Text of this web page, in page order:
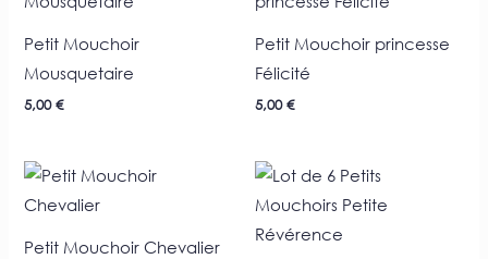
Petit Mouchoir
Mousquetaire
5,00€
Petit Mouchoir princesse
Félicité
5,00€
Petit Mouchoir Chevalier